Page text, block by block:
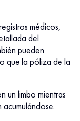
médicos,
del
pueden
que la póliza de la
un limbo mientras
acumulándose.